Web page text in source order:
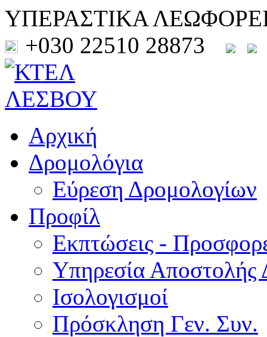
ΥΠΕΡΑΣΤΙΚΑ
+030 22510 28873
Αρχική
Δρομολόγια
Εύρεση Δρομολογίων
Προφίλ
Εκπτώσεις -
Υπηρεσία Αποστολής
Ισολογισμοί
Πρόσκληση Γεν. Συν.